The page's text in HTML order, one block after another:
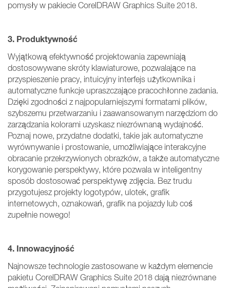
pomysły w pakiecie CorelDRAW Graphics Suite 2018.
3. Produktywność
Wyjątkową efektywność projektowania zapewniają
dostosowywane skróty klawiaturowe, pozwalające na
przyspieszenie pracy, intuicyjny interfejs użytkownika i
automatyczne funkcje upraszczające pracochłonne zadania.
Dzięki zgodności z najpopularniejszymi formatami plików,
szybszemu przetwarzaniu i zaawansowanym narzędziom do
zarządzania kolorami uzyskasz niezrównaną wydajność.
Poznaj nowe, przydatne dodatki, takie jak automatyczne
wyrównywanie i prostowanie, umożliwiające interakcyjne
obracanie przekrzywionych obrazków, a także automatyczne
korygowanie perspektywy, które pozwala w inteligentny
sposób dostosować perspektywę zdjęcia. Bez trudu
przygotujesz projekty logotypów, ulotek, grafik
internetowych, oznakowań, grafik na pojazdy lub coś
zupełnie nowego!
4. Innowacyjność
Najnowsze technologie zastosowane w każdym elemencie
pakietu CorelDRAW Graphics Suite 2018 dają niezrównane